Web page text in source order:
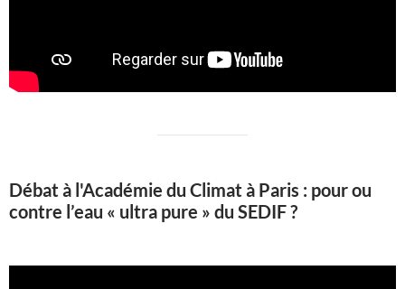
Débat à l'Académie du Climat à Paris : pour ou
contre l’eau « ultra pure » du SEDIF ?